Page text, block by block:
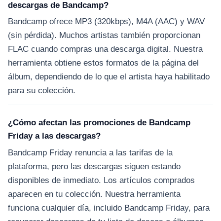
descargas de Bandcamp?
Bandcamp ofrece MP3 (320kbps), M4A (AAC) y WAV
(sin pérdida). Muchos artistas también proporcionan
FLAC cuando compras una descarga digital. Nuestra
herramienta obtiene estos formatos de la página del
álbum, dependiendo de lo que el artista haya habilitado
para su colección.
¿Cómo afectan las promociones de Bandcamp
Friday a las descargas?
Bandcamp Friday renuncia a las tarifas de la
plataforma, pero las descargas siguen estando
disponibles de inmediato. Los artículos comprados
aparecen en tu colección. Nuestra herramienta
funciona cualquier día, incluido Bandcamp Friday, para